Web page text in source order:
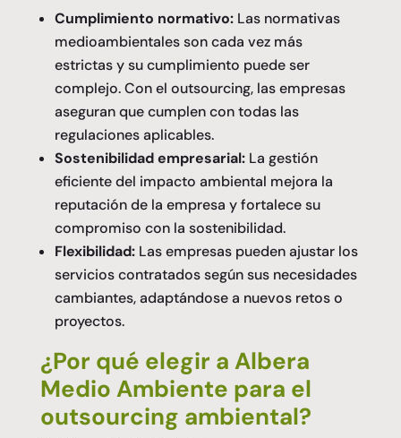
Cumplimiento normativo:Las normativas
medioambientales son cada vez más
estrictas y su cumplimiento puede ser
complejo. Con el outsourcing, las empresas
aseguran que cumplen con todas las
regulaciones aplicables.
Sostenibilidad empresarial:La gestión
eficiente del impacto ambiental mejora la
reputación de la empresa y fortalece su
compromiso con la sostenibilidad.
Flexibilidad:Las empresas pueden ajustar los
servicios contratados según sus necesidades
cambiantes, adaptándose a nuevos retos o
proyectos.
¿Por qué elegir a Albera
Medio Ambiente para el
outsourcing ambiental?